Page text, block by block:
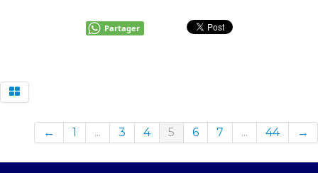
Partager
← 1 ... 3 4 5 6 7 ... 44 →